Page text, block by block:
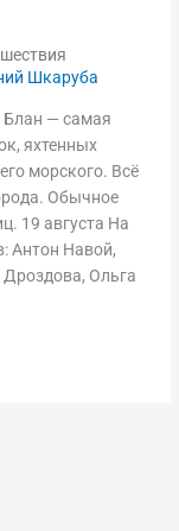
Шкаруба
— самая
яхтенных
морского. Всё
Обычное
19 августа На
Антон Навой,
Ольга